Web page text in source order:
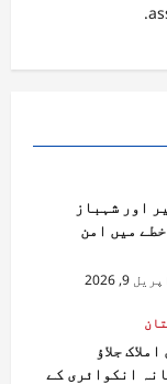
اور شہباز
میں امن
اپریل 9, 2026
جلاؤ
انکوائری کے